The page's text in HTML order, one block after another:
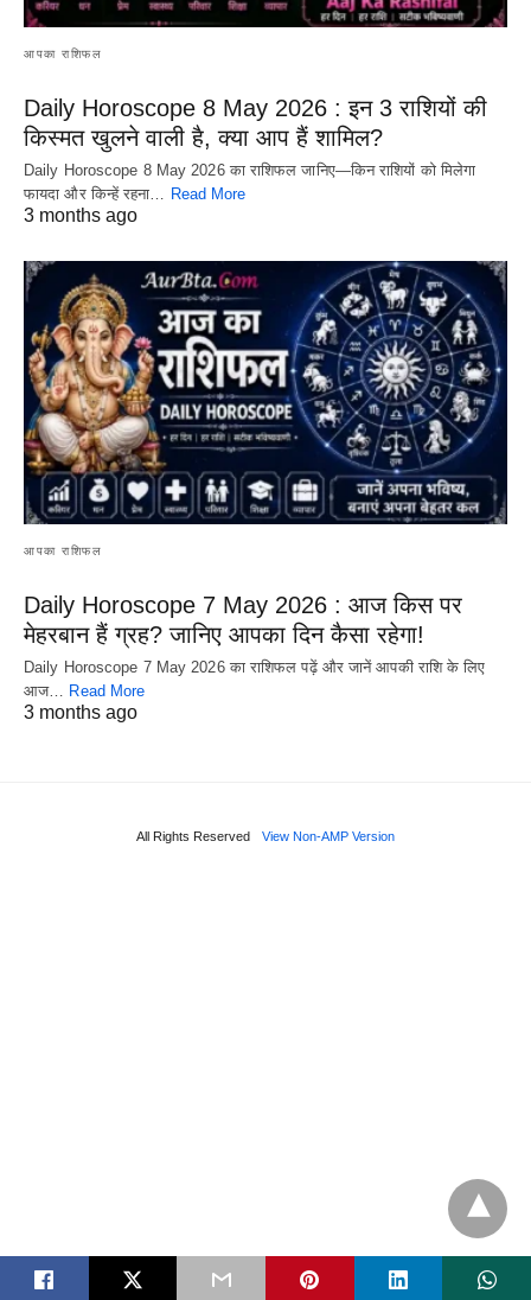
आपका राशिफल
Daily Horoscope 8 May 2026 : इन 3 राशियों की
किस्मत खुलने वाली है, क्या आप हैं शामिल?
Daily Horoscope 8 May 2026 का राशिफल जानिए—किन राशियों को मिलेगा
फायदा और किन्हें रहना…
Read More
3 months ago
आपका राशिफल
Daily Horoscope 7 May 2026 : आज किस पर
मेहरबान हैं ग्रह? जानिए आपका दिन कैसा रहेगा!
Daily Horoscope 7 May 2026 का राशिफल पढ़ें और जानें आपकी राशि के लिए
आज… Read More
3 months ago
All Rights Reserved View Non-AMP Version